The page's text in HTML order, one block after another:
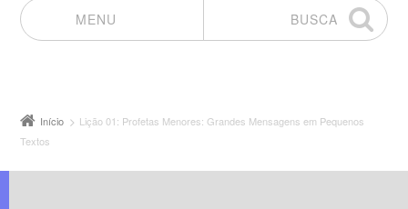
MENU
BUSCA
Início
Lição 01: Profetas Menores: Grandes Mensagens em Pequenos
Textos